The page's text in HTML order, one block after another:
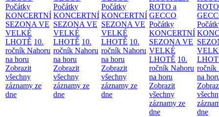
Počátky
KONCERTNÍ
SEZONA VE
VELKÉ
LHOTĚ 10.
ročník Nahoru
na horu
Zobrazit
všechny
záznamy ze
dne
Počátky
KONCERTNÍ
SEZONA VE
VELKÉ
LHOTĚ 10.
ročník Nahoru
na horu
Zobrazit
všechny
záznamy ze
dne
Počátky
KONCERTNÍ
SEZONA VE
VELKÉ
LHOTĚ 10.
ročník Nahoru
na horu
Zobrazit
všechny
záznamy ze
dne
ROTO a
GECCO
Počátky
KONCERTNÍ
SEZONA VE
VELKÉ
LHOTĚ 10.
ročník Nahoru
na horu
Zobrazit
všechny
záznamy ze
dne
ročník
na
dne